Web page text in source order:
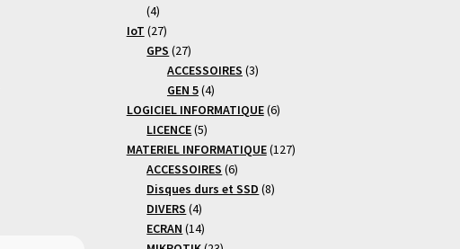
44
produits
IoT 2727
produits
GPS 2727
produits
ACCESSOIRES 33
GEN 5 44
produits
LOGICIEL INFORMATIQUE 66
LICENCE 55
produits
MATERIEL INFORMATIQUE 127127
ACCESSOIRES 66
produits
Disques durs et SSD 88
DIVERS 44
produits
ECRAN 1414